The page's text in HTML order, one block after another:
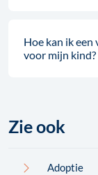
Hoe kan ik
voor mijn kind?
Zie ook
Adoptie